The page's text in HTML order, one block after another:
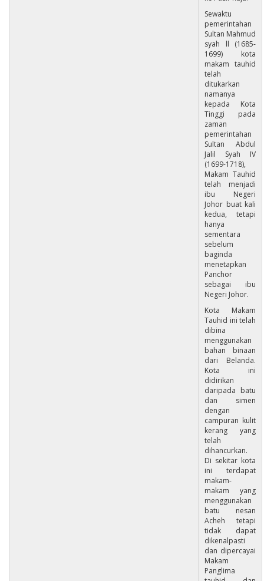
Sewaktu
pemerintahan
Sultan Mahmud
syah ll (1685-
1699) kota
makam tauhid
telah
ditukarkan
namanya
kepada Kota
Tinggi pada
zaman
pemerintahan
Sultan Abdul
Jalil Syah IV
(1699-1718),
Makam Tauhid
telah menjadi
ibu Negeri
Johor buat kali
kedua, tetapi
hanya
sementara
sebelum
baginda
menetapkan
Panchor
sebagai ibu
Negeri Johor.
Kota Makam
Tauhid ini telah
dibina
menggunakan
bahan binaan
dari Belanda.
Kota ini
didirikan
daripada batu
dan simen
dengan
campuran kulit
kerang yang
telah
dihancurkan.
Di sekitar kota
ini terdapat
makam-
makam yang
menggunakan
batu nesan
Acheh tetapi
tidak dapat
dikenalpasti
dan dipercayai
Makam
Panglima